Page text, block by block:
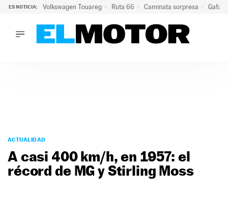
ES NOTICIA: Volkswagen Touareg Ruta 66 Caminata sorpresa Gafas
PODCAST
MOTOS
TECNOLOGÍA
ACTUALIDAD
A casi 400 km/h, en 1957: el
récord de MG y Stirling Moss